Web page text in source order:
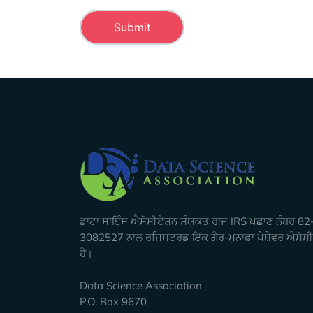
Company Info
ਡਾਟਾ ਸਾਇੰਸ ਐਸੋਸੀਏਸ਼ਨ ਸੰਯੁਕਤ ਰਾਜ IRS ਪਛਾਣ ਨੰਬਰ
3082527 ਨਾਲ ਰਜਿਸਟਰਡ ਇੱਕ ਗੈਰ-ਮੁਨਾਫ਼ਾ ਪੇਸ਼ੇਵਰ
ਹੈ।
Data Science Association
P.O. Box 9670